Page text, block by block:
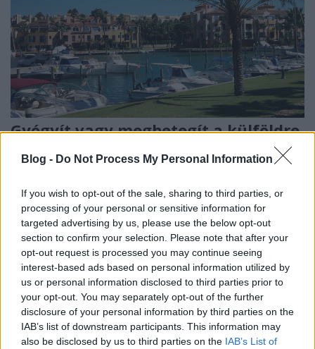
Blog - Do Not Process My Personal Information
If you wish to opt-out of the sale, sharing to third parties, or
processing of your personal or sensitive information for
targeted advertising by us, please use the below opt-out
section to confirm your selection. Please note that after your
opt-out request is processed you may continue seeing
interest-based ads based on personal information utilized by
us or personal information disclosed to third parties prior to
your opt-out. You may separately opt-out of the further
disclosure of your personal information by third parties on the
IAB’s list of downstream participants. This information may
also be disclosed by us to third parties on the IAB’s List of
Gyógyít vagy megbetegít a külföldre
költözés? Mikor pozitív és mikor
Pszichológus Online Schrammel Ivett•2017. január 28.
Pszichológusi munkám során mindkét esettel
számtalanszor találkoztam már. A legtöbben óriási
horderejű változásokat várnak a külföldre
költözéstől, és itt nem csak az anyagi helyzet jelentős
javulására gondolok, bár kétségkívül sajnos az a
leggyakoribb motiváló tényezője az országváltásnak.
Sokan…